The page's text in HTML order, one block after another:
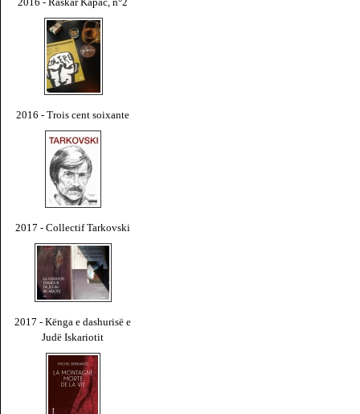
2016 - Trois cent soixante
2017 - Collectif Tarkovski
2017 - Kënga e dashurisë e
Judë Iskariotit